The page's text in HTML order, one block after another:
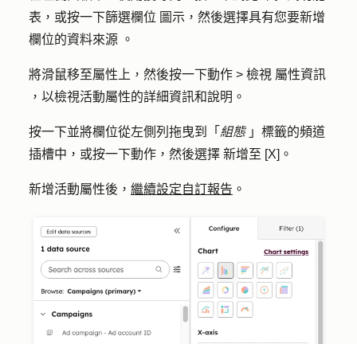
表，或按一下篩選欄位 圖示，然後選擇具有您要新增
欄位的資料來源 。
將滑鼠移至屬性上，然後按一下動作 > 檢視 屬性資訊
，以檢視活動屬性的詳細資訊和說明。
按一下並將欄位從左側列拖曳到「 組態 」標籤的頻道
插槽中，或按一下動作 ，然後選擇 新增至 [X] 。
新增活動屬性後， 繼續設定自訂報告 。